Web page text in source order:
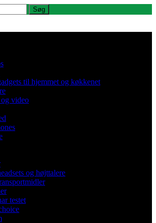
til hjemmet og køkkenet
video
og højttalere
testet